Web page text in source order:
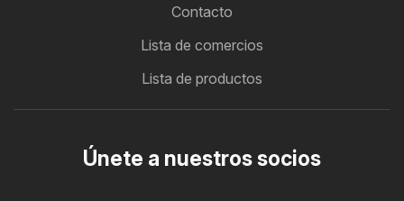
Contacto
Lista de comercios
Lista de productos
Únete a nuestros socios